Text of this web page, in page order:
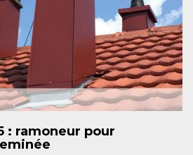
: ramoneur pour